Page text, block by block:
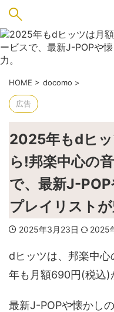
HOME > docomo >
広告
2025年もdヒ
ら!邦楽中心の
で、最新J-
プレイリストが
2025年3月23日 2025
dヒッツは、邦楽中
年も月額690円(税込)
最新J-POPや懐かし